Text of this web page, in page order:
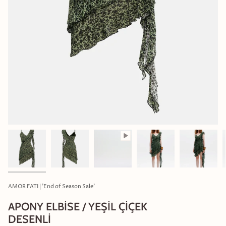
AMOR FATI | 'End of Season Sale'
APONY ELBİSE / YEŞİL ÇİÇEK
DESENLİ